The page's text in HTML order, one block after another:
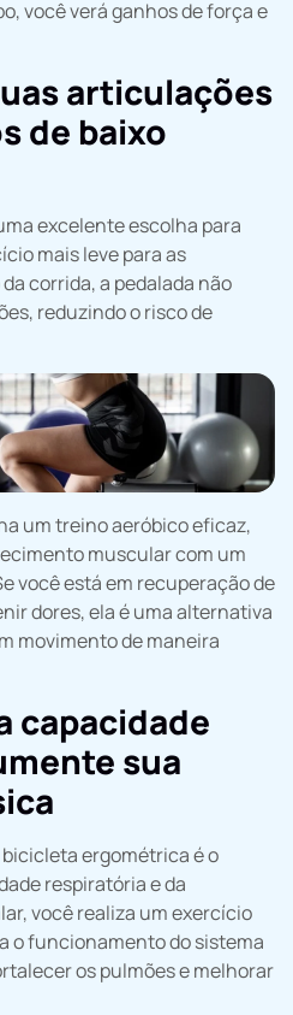
você verá ganhos de força e
articulações
de baixo
excelente escolha para
mais leve para as
corrida, a pedalada não
reduzindo o risco de
um treino aeróbico eficaz,
muscular com um
você está em recuperação de
dores, ela é uma alternativa
movimento de maneira
capacidade
sua
ergométrica é o
respiratória e da
você realiza um exercício
o funcionamento do sistema
os pulmões e melhorar